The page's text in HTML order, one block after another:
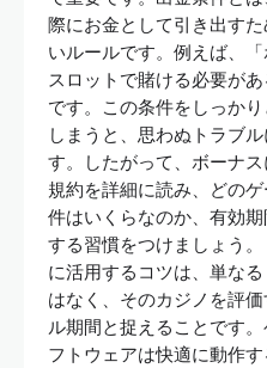
際にお金として引き出す
いルールです。例えば、
スロットで賭ける必要が
です。この条件をしっか
しまうと、思わぬトラブ
す。したがって、ボーナ
規約を詳細に読み、どの
件はいくらなのか、有効
する習慣をつけましょう
に活用するコツは、単な
はなく、そのカジノを評
ル期間と捉えることです
フトウェアは快適に動作